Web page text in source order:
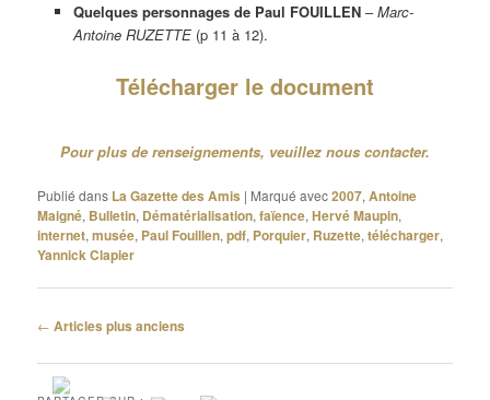
Quelques personnages de Paul FOUILLEN–Marc-
Antoine RUZETTE(p 11 à 12).
Télécharger le document
Pour plus de renseignements, veuillez nous contacter.
Publié dans La Gazette des Amis | Marqué avec2007,Antoine
Maigné, Bulletin, Dématérialisation,faïence,Hervé Maupin,
internet,musée, Paul Fouillen,pdf, Porquier, Ruzette,télécharger,
Yannick Clapier
Navigation
articles
← Articles plus anciens